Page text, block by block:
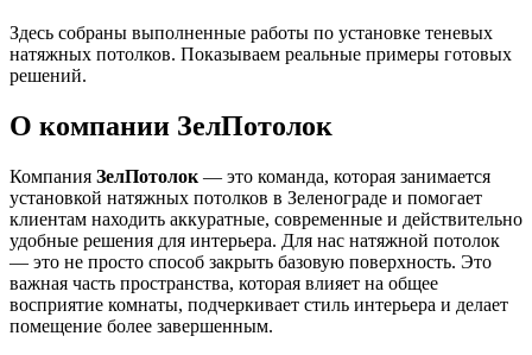
Здесь собраны выполненные работы по установке теневых
натяжных потолков. Показываем реальные примеры готовых
решений.
О компании ЗелПотолок
Компания ЗелПотолок — это команда, которая занимается
установкой натяжных потолков в Зеленограде и помогает
клиентам находить аккуратные, современные и действительно
удобные решения для интерьера. Для нас натяжной потолок
— это не просто способ закрыть базовую поверхность. Это
важная часть пространства, которая влияет на общее
восприятие комнаты, подчеркивает стиль интерьера и делает
помещение более завершенным.